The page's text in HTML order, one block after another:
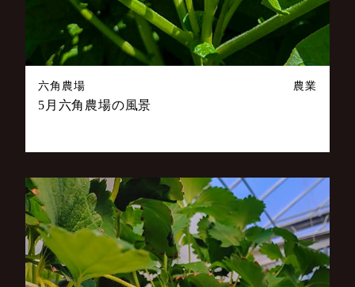
六角農場 農業
5月六角農場の風景